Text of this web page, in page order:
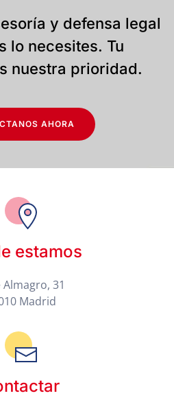
y defensa legal
lo necesites. Tu
nuestra prioridad.
AHORA
estamos
Almagro, 31
Madrid